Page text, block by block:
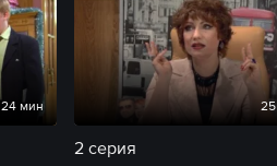
24 мин
2 серия